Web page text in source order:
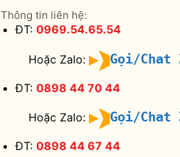
Thông tin liên hệ:
ĐT: 0969.54.65.54
Hoặc Zalo: Gọi/Chat
ĐT: 0898 44 70 44
Hoặc Zalo: Gọi/Chat
ĐT: 0898 44 67 44